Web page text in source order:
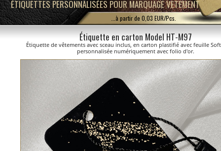
ÉTIQUETTES PERSONNALISÉES POUR MARQUAGE VETEMENT
...à partir de 0,03 EUR/Pcs.
Étiquette en carton Model HT-M97
Étiquette de vêtements avec sceau inclus, en carton plastifié avec feuille
personnalisée numériquement avec folio d'or.